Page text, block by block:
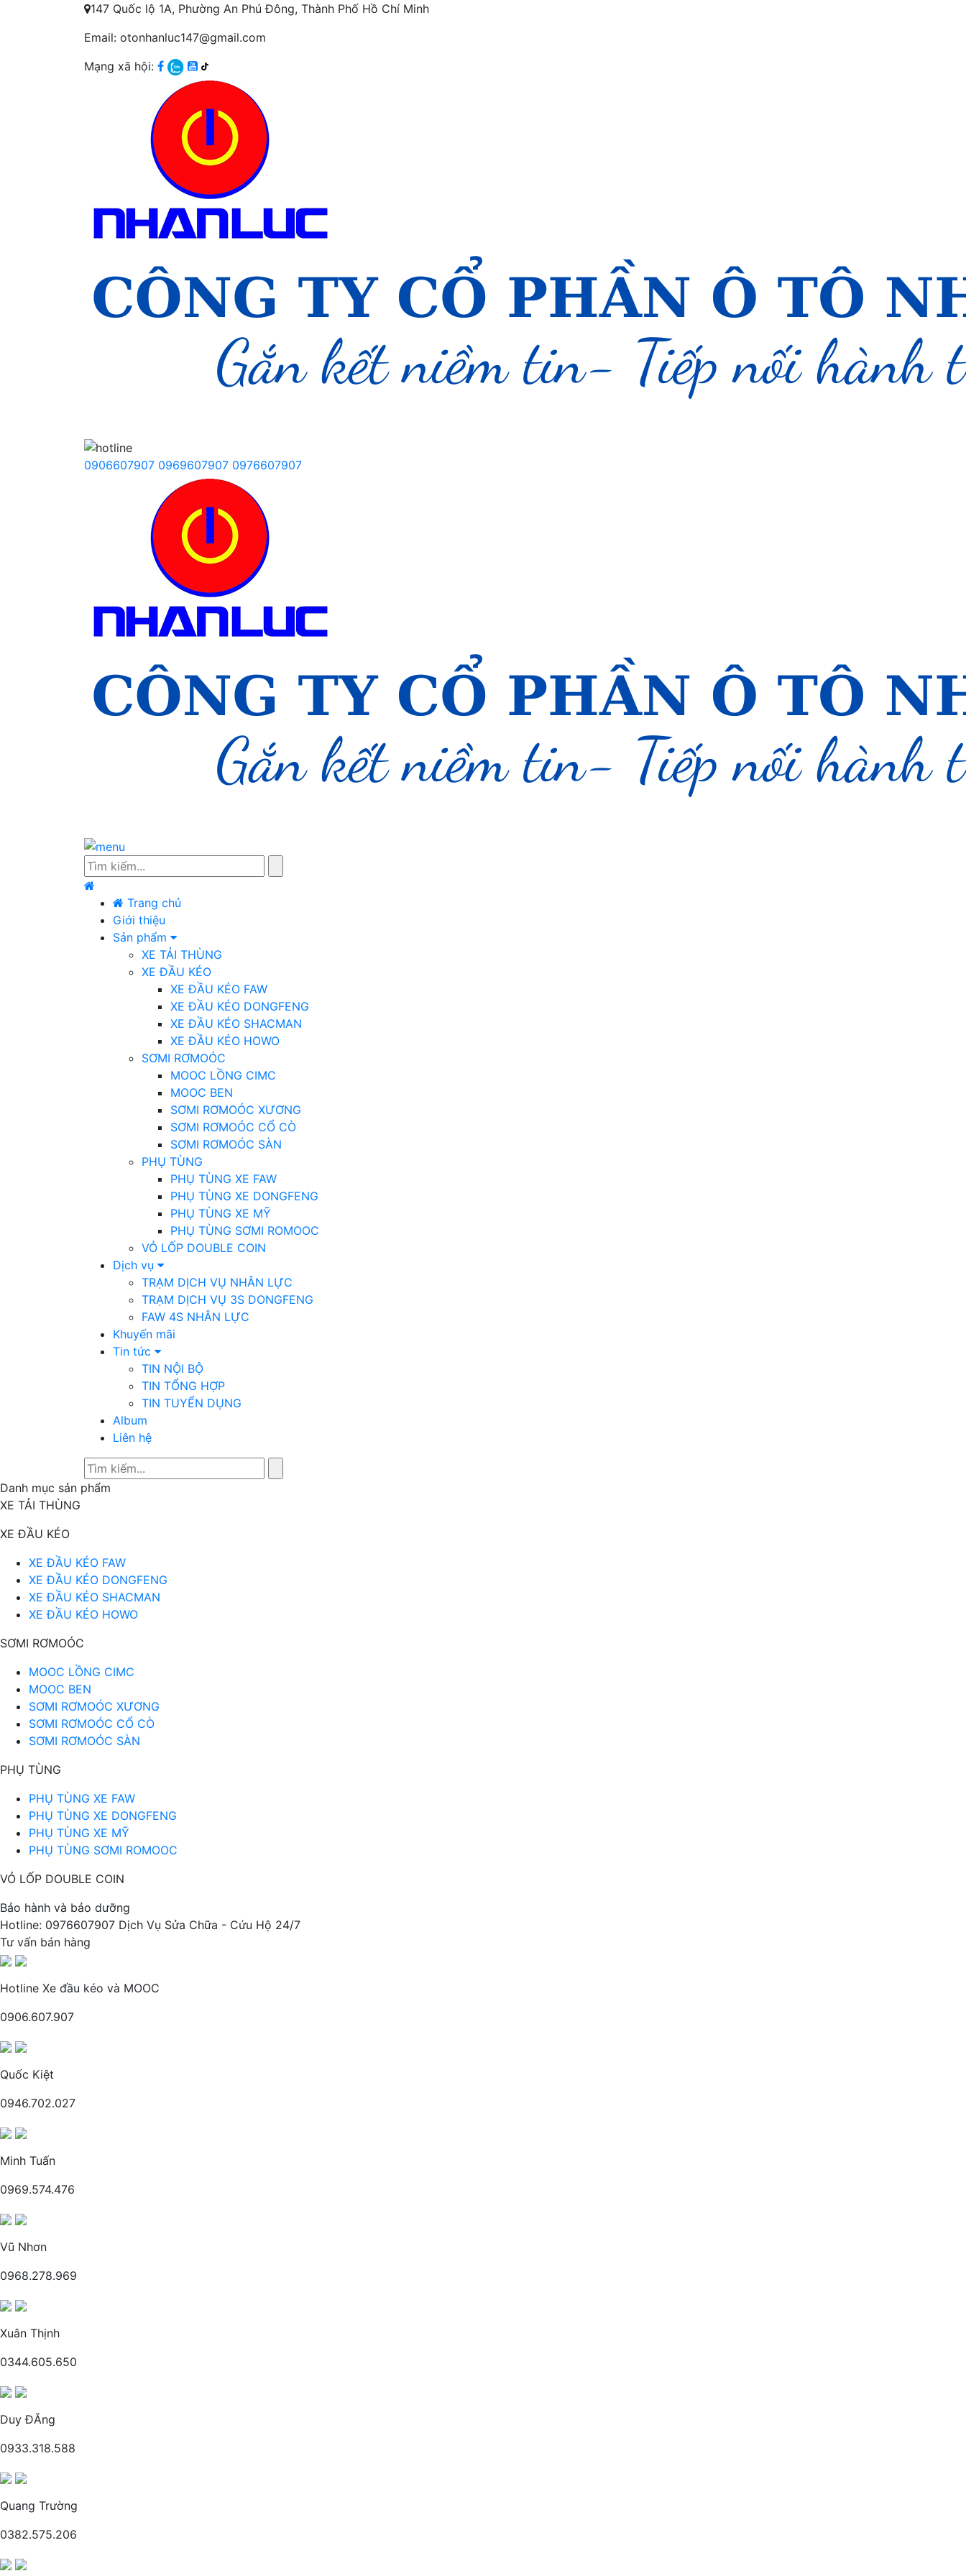
147 Quốc lộ 1A, Phường An Phú Đông, Thành Phố Hồ Chí Minh
Email: otonhanluc147@gmail.com
Mạng xã hội:
0906607907 0969607907 0976607907
Trang chủ
Giới thiệu
Sản phẩm
XE TẢI THÙNG
XE ĐẦU KÉO
XE ĐẦU KÉO FAW
XE ĐẦU KÉO DONGFENG
XE ĐẦU KÉO SHACMAN
XE ĐẦU KÉO HOWO
SƠMI RƠMOÓC
MOOC LỒNG CIMC
MOOC BEN
SƠMI RƠMOÓC XƯƠNG
SƠMI RƠMOÓC CỔ CÒ
SƠMI RƠMOÓC SÀN
PHỤ TÙNG
PHỤ TÙNG XE FAW
PHỤ TÙNG XE DONGFENG
PHỤ TÙNG XE MỸ
PHỤ TÙNG SƠMI ROMOOC
VỎ LỐP DOUBLE COIN
Dịch vụ
TRẠM DỊCH VỤ NHÂN LỰC
TRẠM DỊCH VỤ 3S DONGFENG
FAW 4S NHÂN LỰC
Khuyến mãi
Tin tức
TIN NỘI BỘ
TIN TỔNG HỢP
TIN TUYỂN DỤNG
Album
Liên hệ
Danh mục sản phẩm
XE TẢI THÙNG
XE ĐẦU KÉO
XE ĐẦU KÉO FAW
XE ĐẦU KÉO DONGFENG
XE ĐẦU KÉO SHACMAN
XE ĐẦU KÉO HOWO
SƠMI RƠMOÓC
MOOC LỒNG CIMC
MOOC BEN
SƠMI RƠMOÓC XƯƠNG
SƠMI RƠMOÓC CỔ CÒ
SƠMI RƠMOÓC SÀN
PHỤ TÙNG
PHỤ TÙNG XE FAW
PHỤ TÙNG XE DONGFENG
PHỤ TÙNG XE MỸ
PHỤ TÙNG SƠMI ROMOOC
VỎ LỐP DOUBLE COIN
Bảo hành và bảo dưỡng
Hotline: 0976607907 Dịch Vụ Sửa Chữa - Cứu Hộ 24/7
Tư vấn bán hàng
Hotline Xe đầu kéo và MOOC
0906.607.907
Quốc Kiệt
0946.702.027
Minh Tuấn
0969.574.476
Vũ Nhơn
0968.278.969
Xuân Thịnh
0344.605.650
Duy ĐĂng
0933.318.588
Quang Trường
0382.575.206